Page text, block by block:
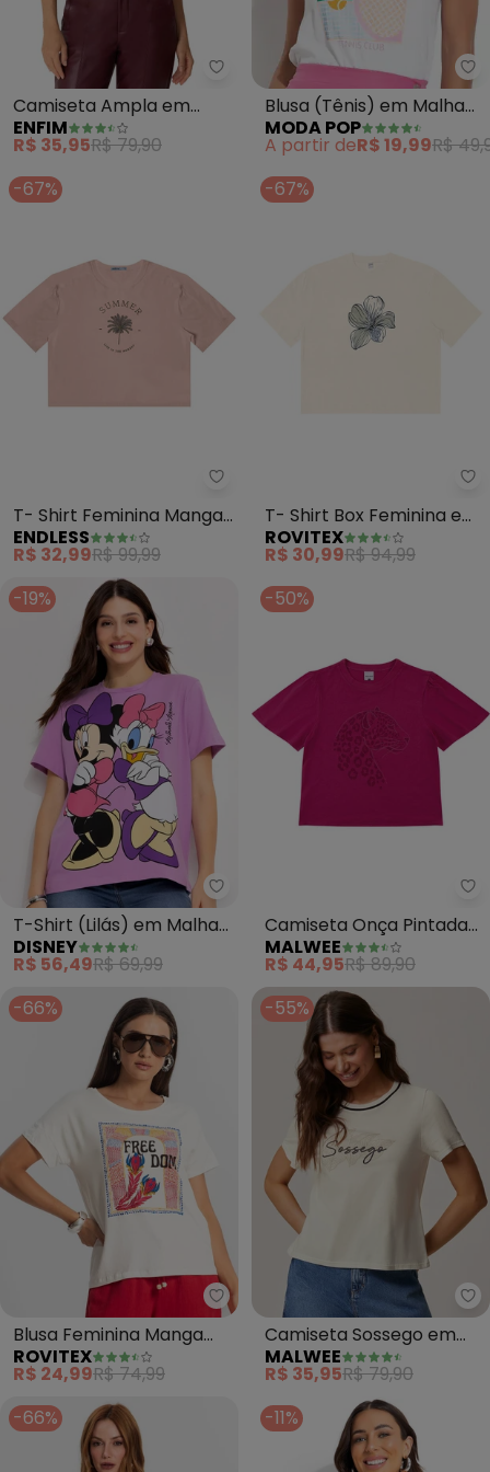
Enfim - Camiseta Ampla em
Camiseta Ampla em
Malha (Verde Petróleo)
ENFIM
R$ 35,95R$ 79,90
Blusa (Tênis) em Malha
de Algodão
MODA POP
A partir deR$ 19,99R$
-67%
Endless - T- Shirt Feminina
T- Shirt Feminina Manga
Curta (Rosa)
ENDLESS
R$ 32,99R$ 99,99
-67%
T- Shirt Box Feminina em
Meia Malha (Bege)
ROVITEX
R$ 30,99R$ 94,99
-19%
Disney - T-Shirt (Lilás) em
T-Shirt (Lilás) em Malha
de Algodão Penteado
DISNEY
R$ 56,49R$ 69,99
-50%
Camiseta Onça Pintada
em Malha (Fúcsia)
MALWEE
R$ 44,95R$ 89,90
-66%
Rovitex - Blusa Feminina
Blusa Feminina Manga
Curta (Bege)
ROVITEX
R$ 24,99R$ 74,99
-55%
Camiseta Sossego em
Malha (Off White)
MALWEE
R$ 35,95R$ 79,90
-66%
-11%